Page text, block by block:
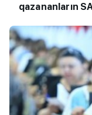
qazananların